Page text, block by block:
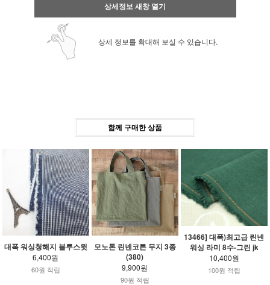
상세정보 새창 열기
상세 정보를 확대해 보실 수 있습니다.
함께 구매한 상품
대폭 워싱청해지 블루스윗
6,400원
60원 적립
모노톤 린넨코튼 무지 3종
(380)
9,900원
90원 적립
13466] 대폭)최고급 린넨
워싱 라미 8수-그린 jk
10,400원
100원 적립